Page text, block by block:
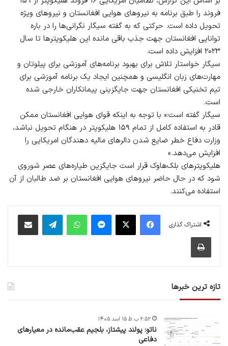
فروند را طبق برنامه به نیروهای هوایی افغانستان و نیروهای ویژه
تحویل داده است. حرکتی که به گفته سیگار نگرانی‌ها را در باره
توانایی افغانستان جهت جذب باقی مانده این هلیکوپترها تا سال
۲۰۲۳ افزایش داده است.
سیگار خواستار تلاش برای بهبود برنامه‌های آموزشی برای پیلوتان و
مهارت‌های زبان انگلیسی و همچنین ایجاد یک برنامه آموزشی برای
تیم تخنیکی افغانستان جهت جایگزینی پیمانکاران خارجی شده
است.
سیگار گفته است:« با توجه به اینکه قوای هوایی افغانستان ممکن
قادر به استفاده کامل از تمام ۱۵۹ هلیکوپتر در هنگام تحویل نباشد،
وزارت دفاع خطر ضایع شدن دالرهای مالیه دهندگان امریکایی را
افزایش می‌دهد.»
هلیکوپترهای بلک‌هاوک قرار است جایگزین طیاره‌های عصر شوروی
شود که در حال حاضر نیروهای هوایی افغانستان بر ضد طالبان از آن
استفاده می‌کنند.
اشتراک گذاری
فیس بوک X پیام رسان واتس آپ تلگرام اشتراک گذاری از طریق ایمیل
چاپ
تازه ترین خبرها
ناتو: پولند پیشتاز، بلجیم عقب‌مانده در معیارهای
دفاعی
۲:۵۲ ب.ظ ۱۵ اسد ۱۴۰۵